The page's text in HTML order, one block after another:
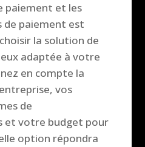
paiement et les
paiement est
la solution de
adaptée à votre
en compte la
vos
de
et votre budget pour
option répondra